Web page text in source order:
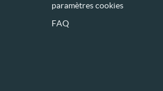
paramètres cookies
FAQ